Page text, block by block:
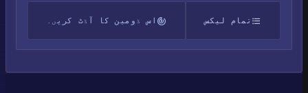
تمام لیکس اس ڈومین کا آڈٹ کریں۔